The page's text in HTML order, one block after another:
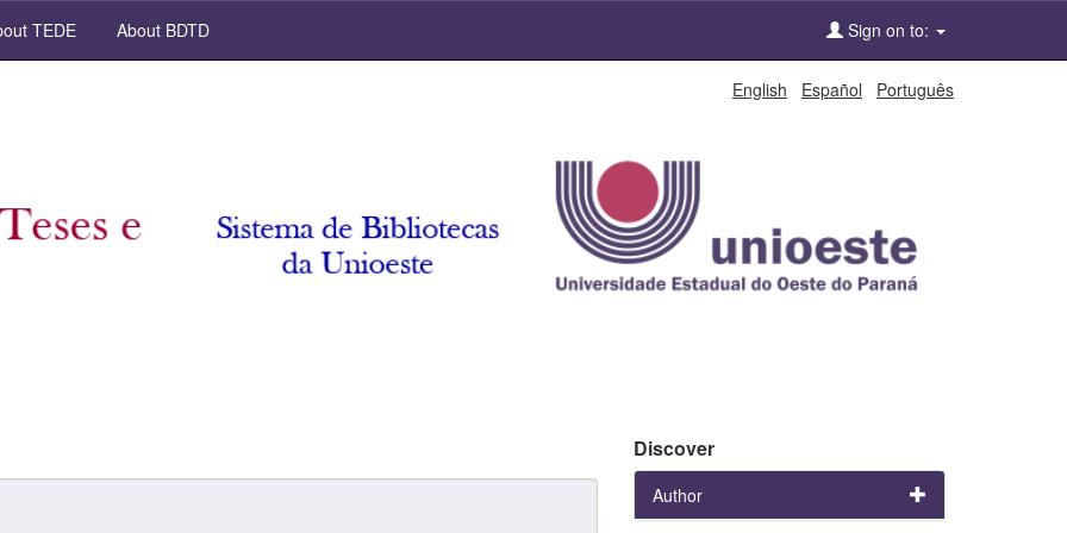
TEDE About BDTD Sign on to:
English Español Português
Discover
Author